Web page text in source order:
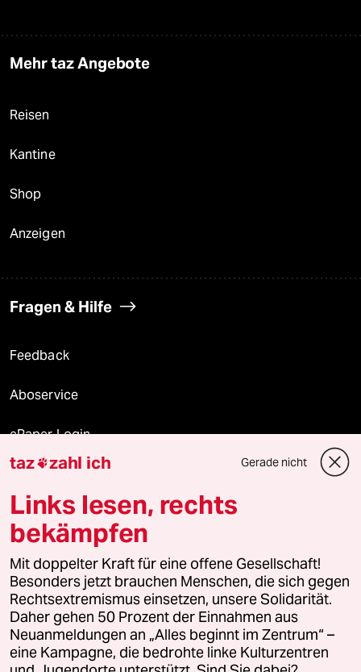
Mehr taz Angebote
Reisen
Kantine
Shop
Anzeigen
Fragen & Hilfe
Feedback
Aboservice
ePaper Login
Downloads für Abonnierende
© 2026 taz Verlags und Vertriebs GmbH
Alle Rechte vorbehalten. Bei rechtlichen Fragen oder für Genehmigungen
wenden Sie sich bitte an lizenzen@taz.de
Feedback Redaktionsstatut Kommune-Richtlinien
Leitlinie Informant Datenschutz Impressum AGB
taz zahl ich Gerade nicht
Links lesen, rechts
bekämpfen
Mit doppelter Kraft für eine offene Gesellschaft!
Besonders jetzt brauchen Menschen, die sich gegen
Rechtsextremismus einsetzen, unsere Solidarität.
Daher gehen 50 Prozent der Einnahmen aus
Neuanmeldungen an „Alles beginnt im Zentrum“ –
eine Kampagne, die bedrohte linke Kulturzentren